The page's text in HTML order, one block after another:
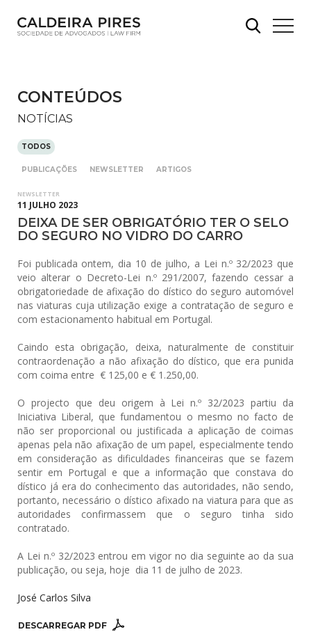
CONTEÚDOS
NOTÍCIAS
TODOS
PUBLICAÇÕES NEWSLETTER ARTIGOS
NEWSLETTER
11 JULHO 2023
DEIXA DE SER OBRIGATÓRIO TER O SELO
DO SEGURO NO VIDRO DO CARRO
Foi publicada ontem, dia 10 de julho, a Lei n.º 32/2023 que
veio alterar o Decreto-Lei n.º 291/2007, fazendo cessar a
obrigatoriedade de afixação do dístico do seguro automóvel
nas viaturas cuja utilização exige a contratação de seguro e
com estacionamento habitual em Portugal.
Caindo esta obrigação, deixa, naturalmente de constituir
contraordenação a não afixação do dístico, que era punida
com coima entre € 125,00 e € 1.250,00.
O projecto que deu origem à Lei n.º 32/2023 partiu da
Iniciativa Liberal, que fundamentou o mesmo no facto de
não ser proporcional ou justificada a aplicação de coimas
apenas pela não afixação de um papel, especialmente tendo
em consideração as dificuldades financeiras que se fazem
sentir em Portugal e que a informação que constava do
dístico já era do conhecimento das autoridades, não sendo,
portanto, necessário o dístico afixado na viatura para que as
autoridades confirmassem que o seguro tinha sido
contratado.
A Lei n.º 32/2023 entrou em vigor no dia seguinte ao da sua
publicação, ou seja, hoje dia 11 de julho de 2023.
José Carlos Silva
DESCARREGAR PDF